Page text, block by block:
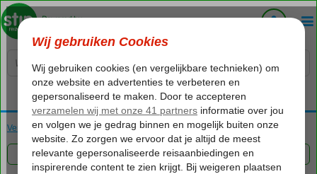
Voelt als thuiskomen...
Verenigde Arabische Emiraten Dubai Dubai Rondreizen
FILTER 0 AANBIEDINGEN